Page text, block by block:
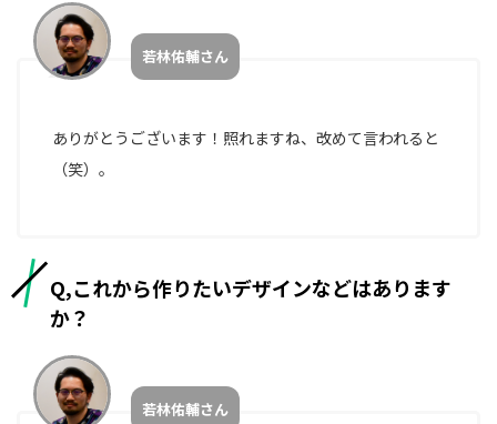
若林佑輔さん
ありがとうございます！照れますね、改めて言われると
（笑）。
Q,これから作りたいデザインなどはあります
か？
若林佑輔さん